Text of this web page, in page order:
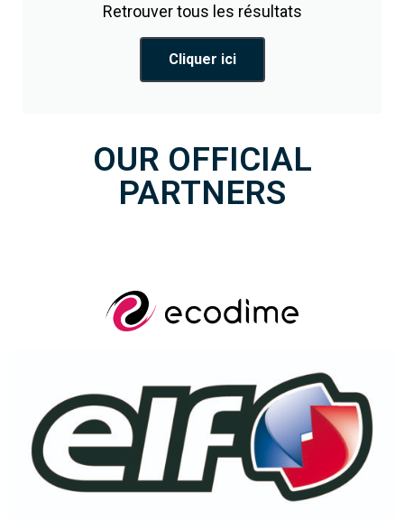
Retrouver tous les résultats
Cliquer ici
OUR OFFICIAL
PARTNERS